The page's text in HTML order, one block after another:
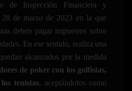
de Inspección Financiera y
de marzo de 2023 en la que
deben pagar impuestos sobre
En ese sentido, realiza una
alcanzados por la medida
de poker con los golfistas,
tenistas, aceptándolos como